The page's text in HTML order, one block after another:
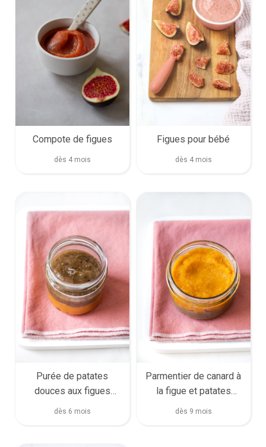
Compote de figues
dès 4 mois
Figues pour bébé
dès 4 mois
Purée de patates
douces aux figues
rôties
dès 6 mois
Parmentier de canard à
la figue et patates
douces
dès 9 mois